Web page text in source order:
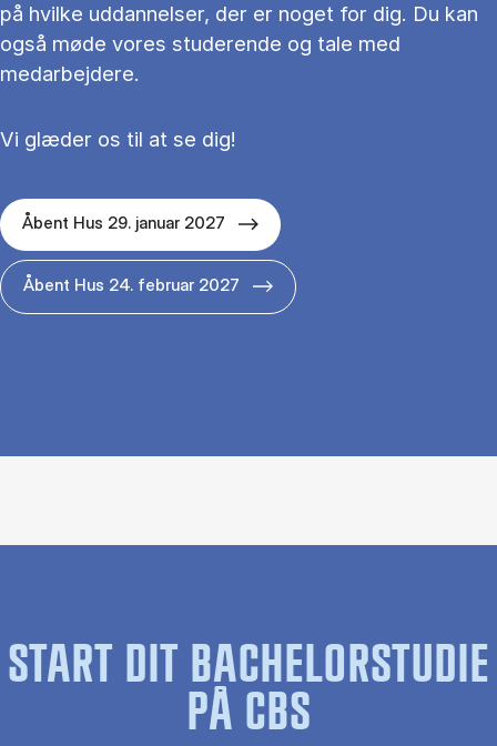
på hvilke uddannelser, der er noget for dig. Du kan
også møde vores studerende og tale med
medarbejdere.
Vi glæder os til at se dig!
Åbent Hus 29. januar 2027
Åbent Hus 24. februar 2027
START DIT BACHELORSTUDIE
PÅ CBS